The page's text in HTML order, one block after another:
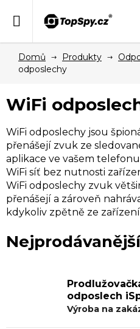
Domů Produkty
odposlechy
WiFi
WiFi odposlechy jsou
přenášejí zvuk ze
aplikace ve vašem
WiFi síť bez nutnosti
WiFi odposlechy zvuk
přenášejí a zároveň
kdykoliv zpětně ze
Nejprodávanější
odposlech
Výroba na